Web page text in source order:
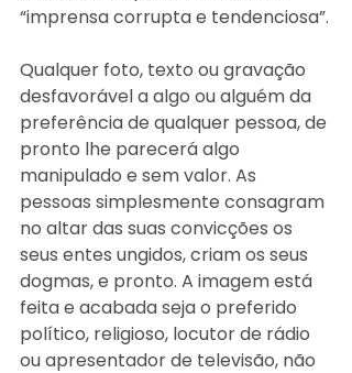
“imprensa corrupta e tendenciosa”.
Qualquer foto, texto ou gravação
desfavorável a algo ou alguém da
preferência de qualquer pessoa, de
pronto lhe parecerá algo
manipulado e sem valor. As
pessoas simplesmente consagram
no altar das suas convicções os
seus entes ungidos, criam os seus
dogmas, e pronto. A imagem está
feita e acabada seja o preferido
político, religioso, locutor de rádio
ou apresentador de televisão, não